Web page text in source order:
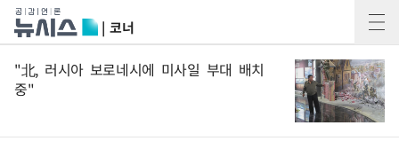
| 코너
"北, 러시아 보로네시에 미사일 부대 배치
중"